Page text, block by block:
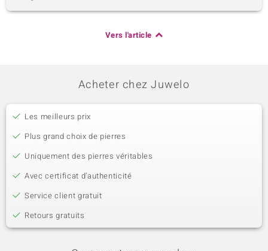
Vers l'article
Acheter chez Juwelo
Les meilleurs prix
Plus grand choix de pierres
Uniquement des pierres véritables
Avec certificat d’authenticité
Service client gratuit
Retours gratuits